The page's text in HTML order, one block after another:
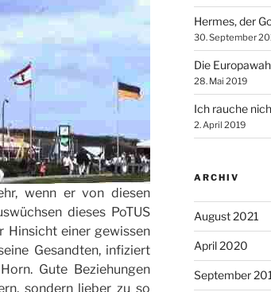
wenn er von diesen
dieses PoTUS
Hinsicht einer gewissen
Gesandten, infiziert
Gute Beziehungen
sondern lieber zu so
Hermes, der
30. September
Die
28. Mai 2019
Ich rauche
2. April 2019
ARCHIV
August 2021
April 2020
September